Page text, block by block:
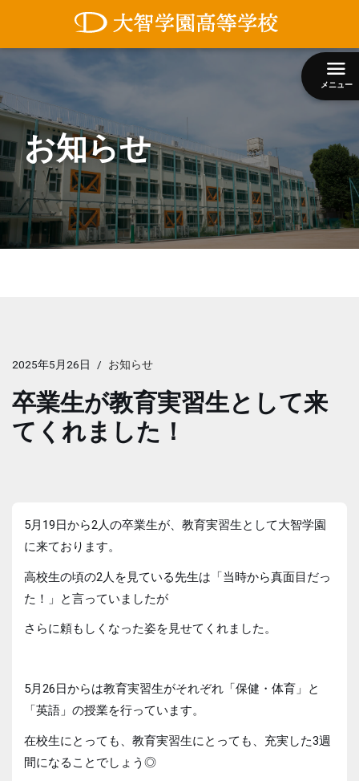
へ
キ
ッ
プ
メニュー
お知らせ
卒業生が教育実習生として来
てくれました！
2025年5月26日 お知らせ
5月19日から2人の卒業生が、教育実習生として大智学園
に来ております。
高校生の頃の2人を見ている先生は「当時から真面目だっ
た！」と言っていましたが
さらに頼もしくなった姿を見せてくれました。
5月26日からは教育実習生がそれぞれ「保健・体育」と
「英語」の授業を行っています。
在校生にとっても、教育実習生にとっても、充実した3週
間になることでしょう◎